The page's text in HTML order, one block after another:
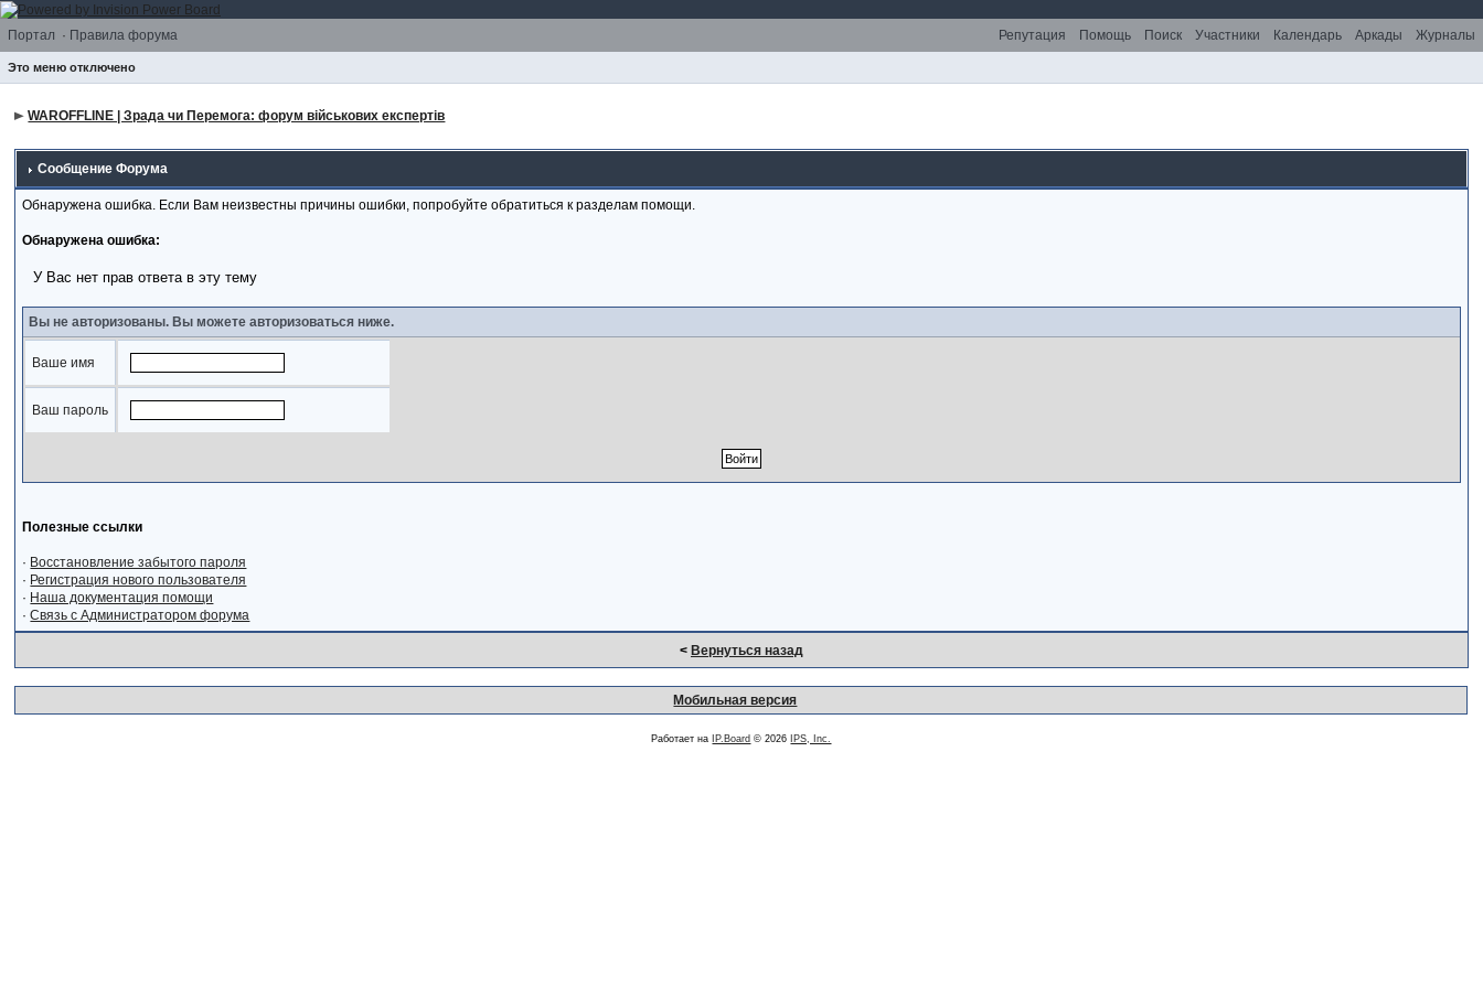
Портал · Правила форума Репутация Помощь Поиск Участники Календарь Аркады Журналы
Это меню отключено
WAROFFLINE | Зрада чи Перемога: форум військових експертів
Сообщение Форума
Обнаружена ошибка. Если Вам неизвестны причины ошибки, попробуйте обратиться к разделам помощи.
Обнаружена ошибка:
У Вас нет прав ответа в эту тему
Вы не авторизованы. Вы можете авторизоваться ниже.
Ваше имя
Ваш пароль
Полезные ссылки
· Восстановление забытого пароля
· Регистрация нового пользователя
· Наша документация помощи
·Связь с Администратором форума
< Вернуться назад
Мобильная версия
Работает на IP.Board © 2026 IPS, Inc.